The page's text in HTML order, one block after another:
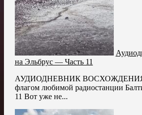
на Эльбрус — Часть 11
АУДИОДНЕВНИК
флагом любимой радиостанции
11 Вот уже не...